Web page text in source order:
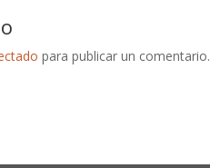
para publicar un comentario.